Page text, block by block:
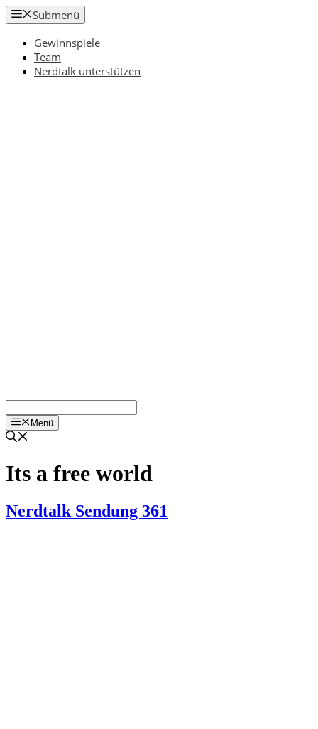
Zum
Inhalt
springen
Submenü
Gewinnspiele
Team
Nerdtalk unterstützen
Menü
Its a free world
Nerdtalk Sendung 361